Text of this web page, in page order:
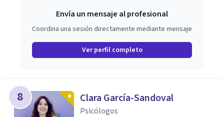
Envía un mensaje al profesional
Coordina una sesión directamente mediante mensaje
Ver perfil completo
8 Clara García-Sandoval
Psicólogos